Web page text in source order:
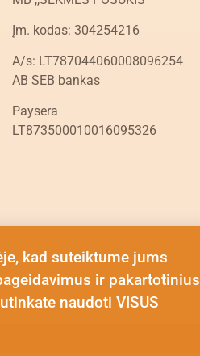
Įm. kodas: 304254216
A/s: LT787044060008096254
AB SEB bankas
Paysera
LT873500010016095326
kad suteiktume jums
ir pakartotinius
naudoti VISUS